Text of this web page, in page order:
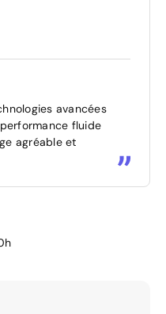
avancées
fluide
agréable et